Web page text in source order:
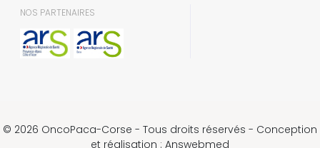
NOS PARTENAIRES
© 2026 OncoPaca-Corse - Tous droits réservés - Conception
et réalisation : Answebmed